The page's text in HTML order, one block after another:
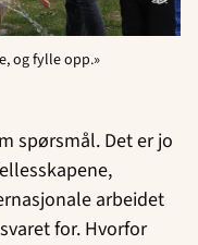
og fylle opp.»
spørsmål. Det er jo
arbeidet
for. Hvorfor